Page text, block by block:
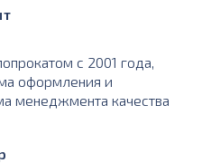
с 2001 года,
оформления и
менеджмента качества